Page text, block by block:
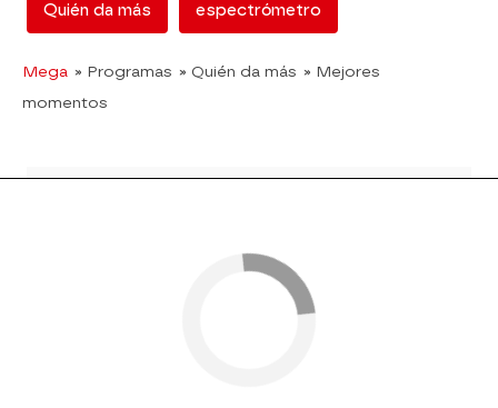
Quién da más espectrómetro
Mega » Programas » Quién da más » Mejores
momentos